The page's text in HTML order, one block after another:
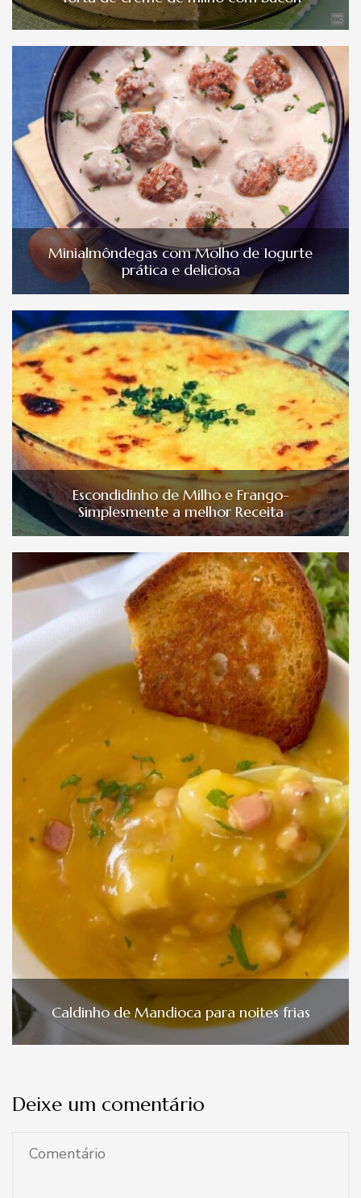
Minialmôndegas com Molho de Iogurte
prática e deliciosa
Escondidinho de Milho e Frango-
Simplesmente a melhor Receita
Caldinho de Mandioca para noites frias
Deixe um comentário